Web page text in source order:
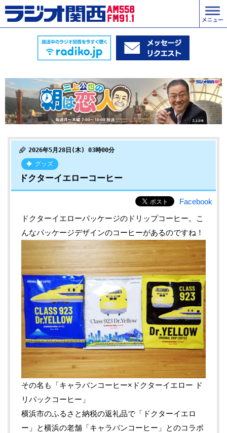
2026年5月28日(木) 03時00分
グッズ
ドクターイエローコーヒー
Facebook
ドクターイエローパッケージのドリップコーヒー。こ
んなパッケージデザインのコーヒーがあるのですね！
その名も「キャラバンコーヒー×ドクターイエロー ド
リパックコーヒー」
横浜市のふるさと納税の返礼品で 「ドクターイエロ
ー」と横浜の老舗「キャラバンコーヒー」とのコラボ